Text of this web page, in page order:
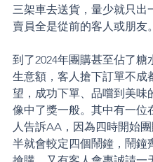
三架車去送貨，量少就只出
賣員全是從前的客人或朋友。
到了2024年團購甚至佔了糖
生意額，客人搶下訂單不成
望，成功下單、品嚐到美味
像中了獎一般。其中有一位
人告訴AA，因為四時開始
半就會較定四個鬧鐘，鬧鐘